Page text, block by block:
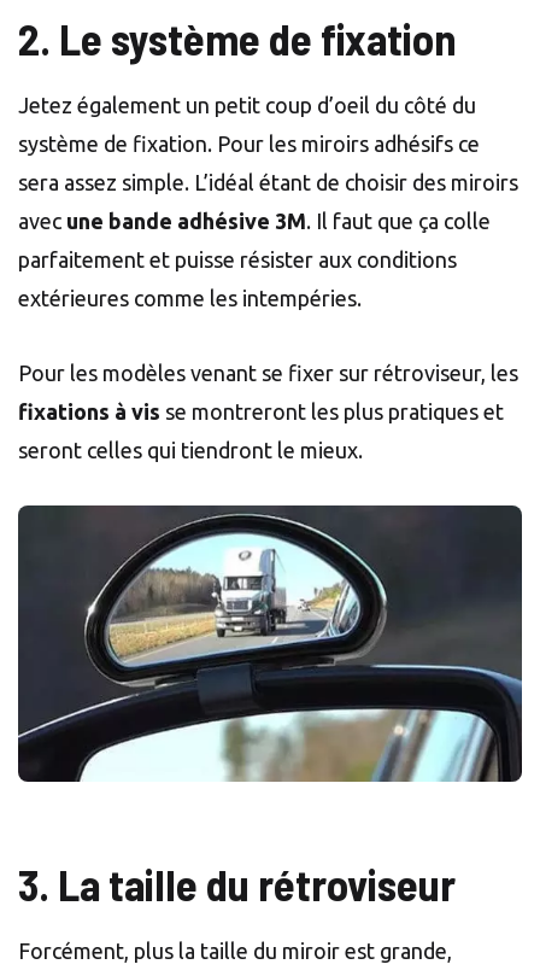
2. Le système de fixation
Jetez également un petit coup d’oeil du côté du
système de fixation. Pour les miroirs adhésifs ce
sera assez simple. L’idéal étant de choisir des miroirs
avec une bande adhésive 3M. Il faut que ça colle
parfaitement et puisse résister aux conditions
extérieures comme les intempéries.
Pour les modèles venant se fixer sur rétroviseur, les
fixations à vis se montreront les plus pratiques et
seront celles qui tiendront le mieux.
3. La taille du rétroviseur
Forcément, plus la taille du miroir est grande,